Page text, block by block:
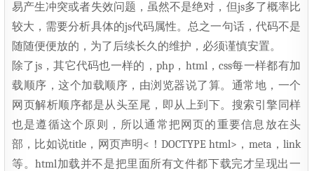
易产生冲突或者失效问题，虽然不是绝对，但js多了概率比
较大，需要分析具体的js代码属性。总之一句话，代码不是
随随便便放的，为了后续长久的维护，必须谨慎安置。
除了js，其它代码也一样的，php，html，css每一样都有加
载顺序，这个加载顺序，由浏览器说了算。通常地，一个
网页解析顺序都是从头至尾，即从上到下。搜索引擎同样
也是遵循这个原则，所以通常把网页的重要信息放在头
部，比如说title，网页声明<！DOCTYPE html>，meta，link
等。html加载并不是把里面所有文件都下载完才呈现出一